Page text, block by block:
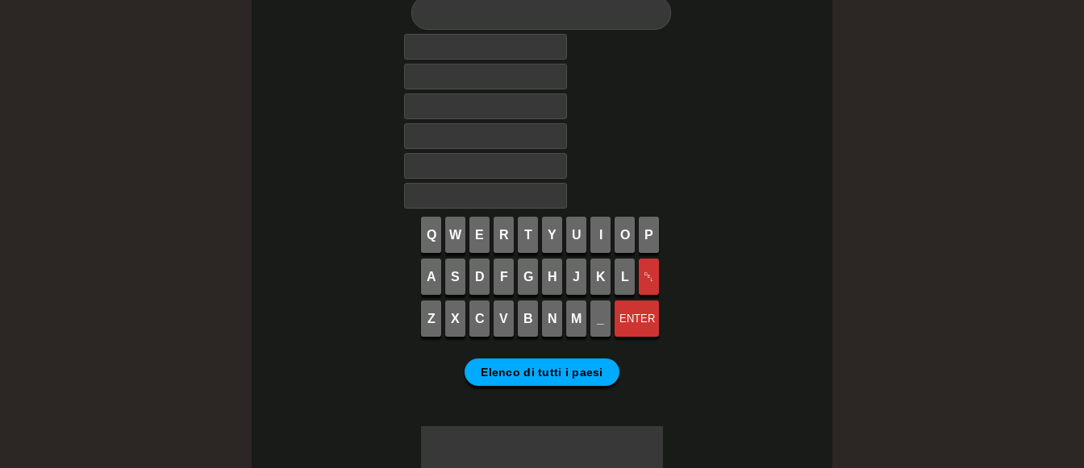
Q W E R T Y U O P
A S D F G H J K L ␡
Z X C V B N M ENTER
Elenco di tutti i paesi